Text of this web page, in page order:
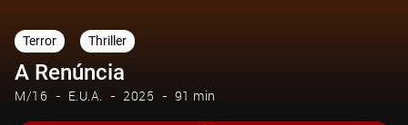
Terror Thriller
A Renúncia
M/16 E.U.A. 2025 91 min